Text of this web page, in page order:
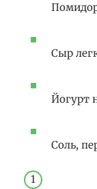
Сыр
Йогурт
Соль,